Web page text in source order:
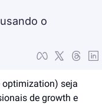
o
optimization) seja
de growth e